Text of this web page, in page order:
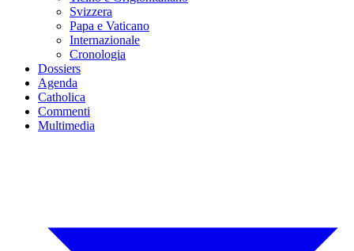
Svizzera
Papa e Vaticano
Internazionale
Cronologia
Dossiers
Agenda
Catholica
Commenti
Multimedia